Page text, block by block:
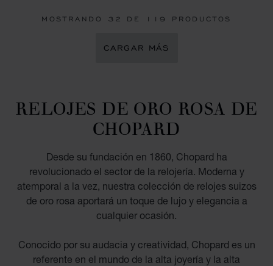
MOSTRANDO 32 DE 119 PRODUCTOS
CARGAR MÁS
RELOJES DE ORO ROSA DE
CHOPARD
Desde su fundación en 1860, Chopard ha
revolucionado el sector de la relojería. Moderna y
atemporal a la vez, nuestra colección de relojes suizos
de oro rosa aportará un toque de lujo y elegancia a
cualquier ocasión.
Conocido por su audacia y creatividad, Chopard es un
referente en el mundo de la alta joyería y la alta